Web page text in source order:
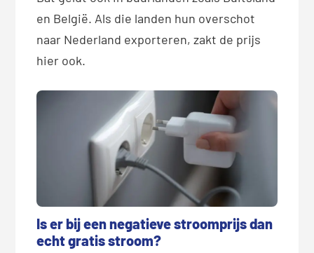
en België. Als die landen hun overschot
naar Nederland exporteren, zakt de prijs
hier ook.
Is er bij een negatieve stroomprijs dan
echt gratis stroom?